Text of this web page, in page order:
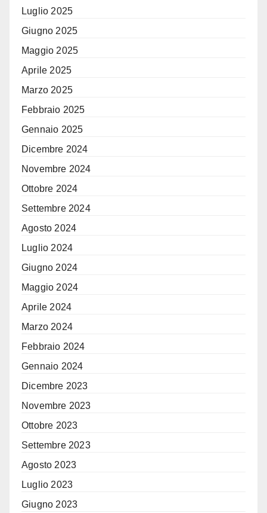
Luglio 2025
Giugno 2025
Maggio 2025
Aprile 2025
Marzo 2025
Febbraio 2025
Gennaio 2025
Dicembre 2024
Novembre 2024
Ottobre 2024
Settembre 2024
Agosto 2024
Luglio 2024
Giugno 2024
Maggio 2024
Aprile 2024
Marzo 2024
Febbraio 2024
Gennaio 2024
Dicembre 2023
Novembre 2023
Ottobre 2023
Settembre 2023
Agosto 2023
Luglio 2023
Giugno 2023